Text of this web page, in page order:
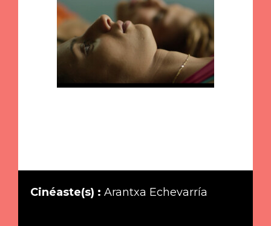
Cinéaste(s) : Arantxa Echevarría